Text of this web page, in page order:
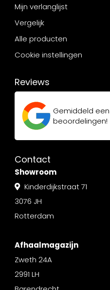
Mijn verlanglijst
Vergelijk
Alle producten
Cookie instellingen
Reviews
Gemiddeld een
beoordelingen!
Contact
Showroom
Kinderdijkstraat 71
3076 JH
Rotterdam
Afhaalmagazijn
Zweth 24A
2991 LH